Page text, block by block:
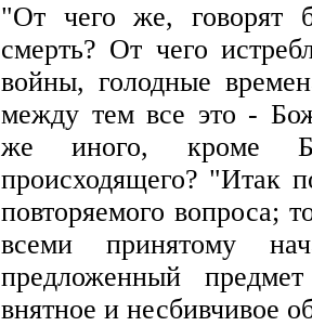
"От чего же, говорят
смерть? От чего
войны, голодные
между тем все это -
же иного, кроме
происходящего? "Итак
повторяемого вопроса;
всеми принятому
предложенный
внятное и несбивчивое